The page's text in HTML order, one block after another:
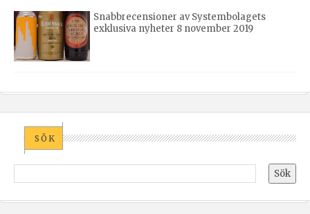
Snabbrecensioner av Systembolagets
exklusiva nyheter 8 november 2019
SÖK